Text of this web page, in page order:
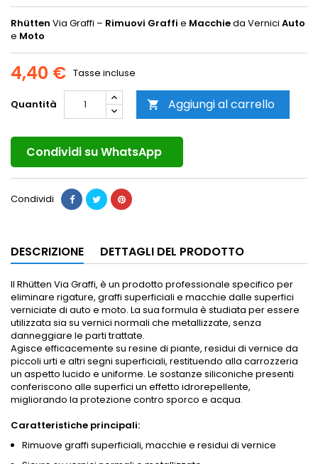
Rhütten Via Graffi – Rimuovi Graffi e Macchieda Vernici Auto
e Moto
4,40 € Tasse incluse
Quantità  Aggiungi al carrello
Condividi su WhatsApp
Condividi
DESCRIZIONE DETTAGLI DEL PRODOTTO
Il Rhütten Via Graffi, è un prodotto professionale specifico per
eliminare rigature, graffi superficiali e macchie dalle superfici
verniciate di auto e moto. La sua formula è studiata per essere
utilizzata sia su vernici normali che metallizzate, senza
danneggiare le parti trattate.
Agisce efficacemente su resine di piante, residui di vernice da
piccoli urti e altri segni superficiali, restituendo alla carrozzeria
un aspetto lucido e uniforme. Le sostanze siliconiche presenti
conferiscono alle superfici un effetto idrorepellente,
migliorando la protezione contro sporco e acqua.
Caratteristiche principali:
Rimuove graffi superficiali, macchie e residui di vernice